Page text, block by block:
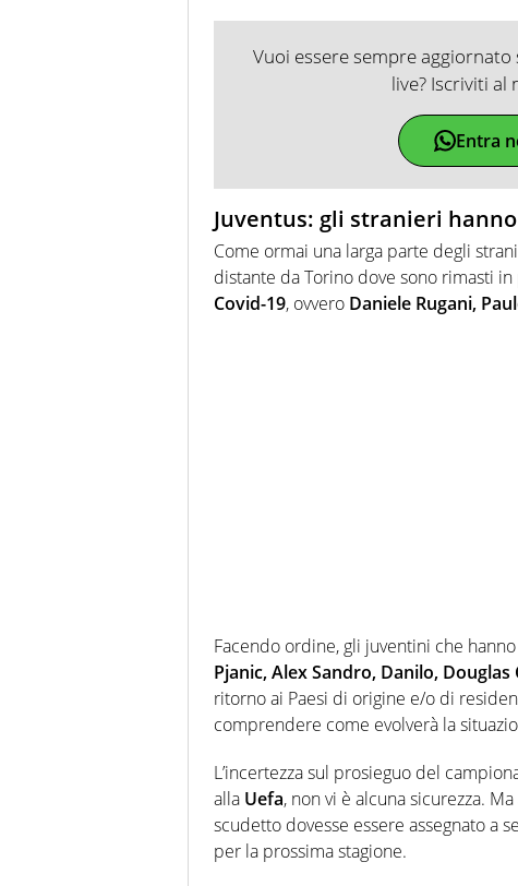
Vuoi essere sempre
live? Iscriviti al
Entra
Juventus: gli stranieri
Come ormai una larga parte degli
distante da Torino dove sono rimasti
Covid-19, ovvero Daniele Rugani,
Facendo ordine, gli juventini che
Pjanic, Alex Sandro, Danilo, Douglas
ritorno ai Paesi di origine e/o di
comprendere come evolverà la
L’incertezza sul prosieguo del
alla Uefa, non vi è alcuna sicurezza.
scudetto dovesse essere assegnato a
per la prossima stagione.